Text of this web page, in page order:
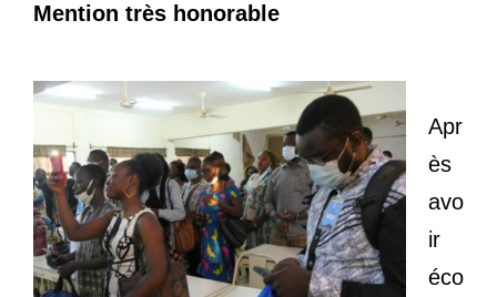
Mention très honorable
Apr
ès
avo
ir
éco